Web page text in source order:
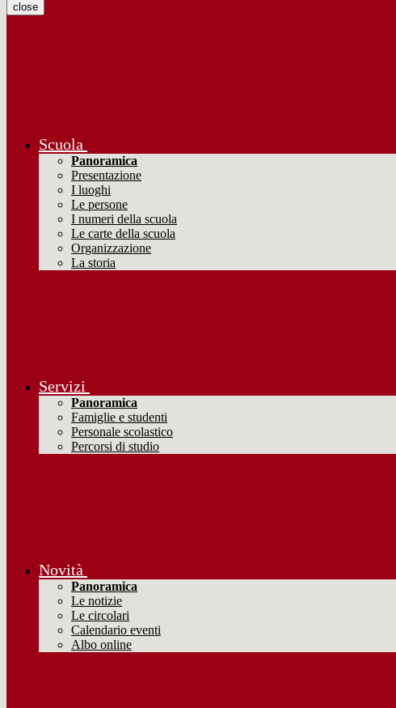
close
Scuola
Panoramica
Presentazione
I luoghi
Le persone
I numeri della scuola
Le carte della scuola
Organizzazione
La storia
Servizi
Panoramica
Famiglie e studenti
Personale scolastico
Percorsi di studio
Novità
Panoramica
Le notizie
Le circolari
Calendario eventi
Albo online